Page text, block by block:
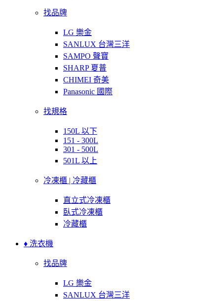
找品牌
LG 樂金
SANLUX 台灣三洋
SAMPO 聲寶
SHARP 夏普
CHIMEI 奇美
Panasonic 國際
找規格
150L 以下
151 - 300L
301 - 500L
501L 以上
冷凍櫃 | 冷藏櫃
直立式冷凍櫃
臥式冷凍櫃
冷藏櫃
♦ 洗衣機
找品牌
LG 樂金
SANLUX 台灣三洋